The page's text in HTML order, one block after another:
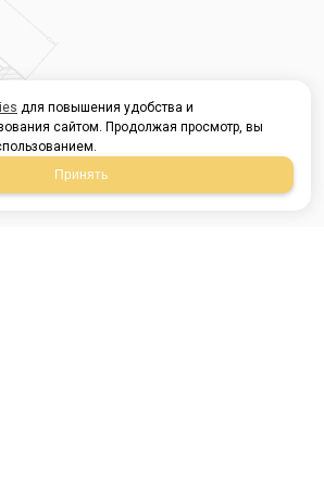
для повышения удобства и
сайтом. Продолжая просмотр, вы
Принять